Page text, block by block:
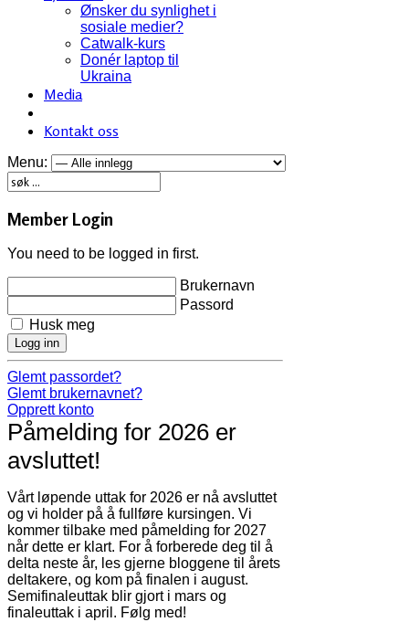
Ønsker du synlighet i
sosiale medier?
Catwalk-kurs
Donér laptop til
Ukraina
Media
Kontakt oss
Menu:
Member Login
You need to be logged in first.
Brukernavn
Passord
Husk meg
Logg inn
Glemt passordet?
Glemt brukernavnet?
Opprett konto
Påmelding for 2026 er
avsluttet!
Vårt løpende uttak for 2026 er nå avsluttet
og vi holder på å fullføre kursingen. Vi
kommer tilbake med påmelding for 2027
når dette er klart. For å forberede deg til å
delta neste år, les gjerne bloggene til årets
deltakere, og kom på finalen i august.
Semifinaleuttak blir gjort i mars og
finaleuttak i april. Følg med!